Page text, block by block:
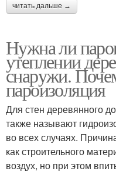
читать дальше →
Нужна ли
утеплении
снаружи.
пароизоляция
Для стен деревянного
также называют
во всех случаях.
как строительного
воздух, но при этом